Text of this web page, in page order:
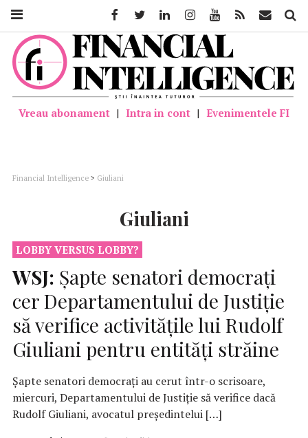
Vreau abonament | Intra in cont | Evenimentele FI
Financial Intelligence > Giuliani
Giuliani
LOBBY VERSUS LOBBY?
WSJ: Şapte senatori democraţi
cer Departamentului de Justiţie
să verifice activităţile lui Rudolf
Giuliani pentru entităţi străine
Şapte senatori democraţi au cerut într-o scrisoare,
miercuri, Departamentului de Justiţie să verifice dacă
Rudolf Giuliani, avocatul preşedintelui […]
FacebookTwitter LinkedinInstagramYoutube Feed Mail